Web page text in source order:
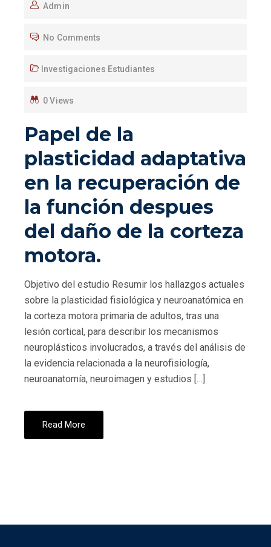
Admin
No Comments
Investigaciones Estudiantes
0 Views
Papel de la
plasticidad adaptativa
en la recuperación de
la función despues
del daño de la corteza
motora.
Objetivo del estudio Resumir los hallazgos actuales
sobre la plasticidad fisiológica y neuroanatómica en
la corteza motora primaria de adultos, tras una
lesión cortical, para describir los mecanismos
neuroplásticos involucrados, a través del análisis de
la evidencia relacionada a la neurofisiología,
neuroanatomía, neuroimagen y estudios […]
Read More